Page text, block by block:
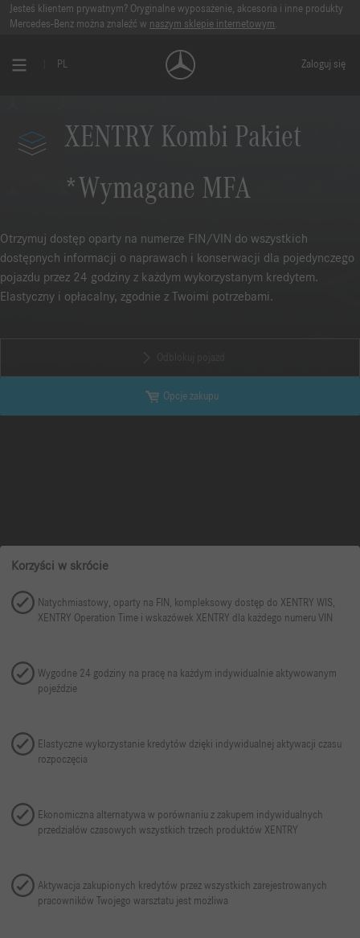
Jesteś klientem prywatnym? Oryginalne wyposażenie, akcesoria i inne produkty
Mercedes-Benz można znaleźć w naszym sklepie internetowym.
PL Zaloguj się
XENTRY Kombi Pakiet
*Wymagane MFA
Otrzymuj dostęp oparty na numerze FIN/VIN do wszystkich
dostępnych informacji o naprawach i konserwacji dla pojedynczego
pojazdu przez 24 godziny z każdym wykorzystanym kredytem.
Elastyczny i opłacalny, zgodnie z Twoimi potrzebami.
Opcje zakupu
Korzyści w skrócie
Natychmiastowy, oparty na FIN, kompleksowy dostęp do XENTRY WIS,
XENTRY Operation Time i wskazówek XENTRY dla każdego numeru VIN
Wygodne 24 godziny na pracę na każdym indywidualnie aktywowanym
pojeździe
Elastyczne wykorzystanie kredytów dzięki indywidualnej aktywacji czasu
rozpoczęcia
Ekonomiczna alternatywa w porównaniu z zakupem indywidualnych
przedziałów czasowych wszystkich trzech produktów XENTRY
Aktywacja zakupionych kredytów przez wszystkich zarejestrowanych
pracowników Twojego warsztatu jest możliwa